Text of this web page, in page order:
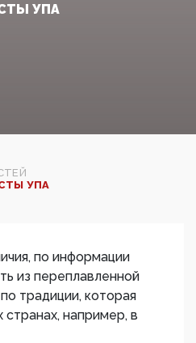
УПА
УПА
по информации
из переплавленной
традиции, которая
например, в